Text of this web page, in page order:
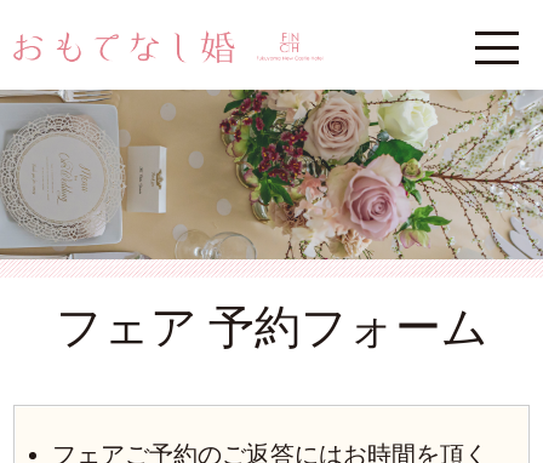
フェア 予約フォーム
フェアご予約のご返答にはお時間を頂く